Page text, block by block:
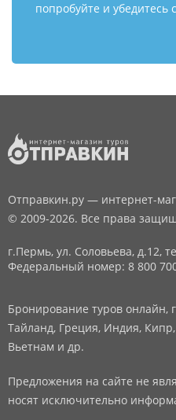
попробуйте и убедитесь
Отправкин.ру — интернет-
© 2009-2026. Все права
г.Пермь, ул. Соловьева, д.12,
Федеральный номер: 8 800
Бронирование туров онлайн,
Тайланд, Греция, Индия,
Вьетнам и др.
Предложения на сайте не
носят исключительно